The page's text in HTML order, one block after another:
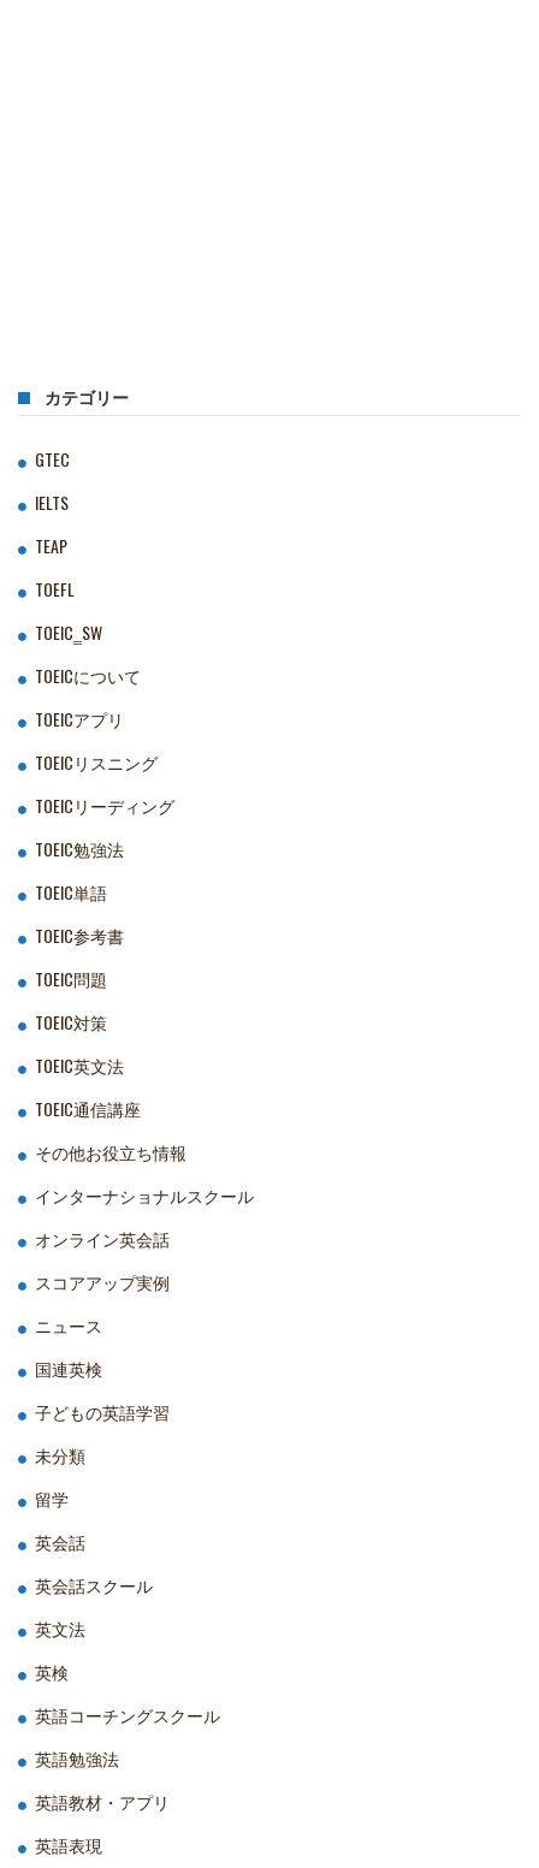
カテゴリー
GTEC
IELTS
TEAP
TOEFL
TOEIC‗SW
TOEICについて
TOEICアプリ
TOEICリスニング
TOEICリーディング
TOEIC勉強法
TOEIC単語
TOEIC参考書
TOEIC問題
TOEIC対策
TOEIC英文法
TOEIC通信講座
その他お役立ち情報
インターナショナルスクール
オンライン英会話
スコアアップ実例
ニュース
国連英検
子どもの英語学習
未分類
留学
英会話
英会話スクール
英文法
英検
英語コーチングスクール
英語勉強法
英語教材・アプリ
英語表現